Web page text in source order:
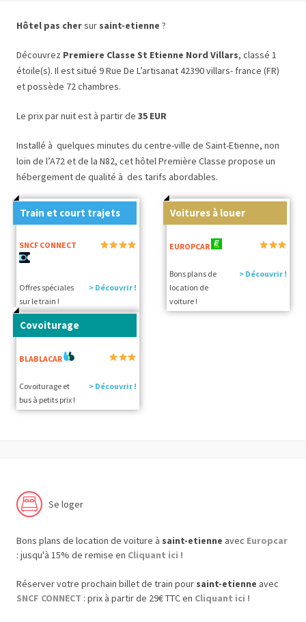
Hôtel pas chersur saint-etienne ?
Découvrez Premiere Classe St Etienne Nord Villars, classé 1
étoile(s). Il est situé 9 Rue De L’artisanat 42390 villars- france (FR)
et possède 72 chambres.
Le prix par nuit est à partir de 35 EUR
Installé à quelques minutes du centre-ville de Saint-Etienne, non
loin de l’A72 et de la N82, cet hôtel Première Classe propose un
hébergement de qualité à des tarifs abordables.
Train et court trajets
SNCF CONNECT
Offres spéciales
sur le train !
> Découvrir !
Voitures à louer
EUROPCAR
Bons plans de
location de
voiture !
> Découvrir !
Covoiturage
BLABLACAR
Covoiturage et
bus à petits prix !
> Découvrir !
Se loger
Bons plans de location de voiture à saint-etienne avec Europcar
: jusqu'à 15% de remise en Cliquant ici !
Réserver votre prochain billet de train pour saint-etienne avec
SNCF CONNECT : prix à partir de 29€ TTC en Cliquant ici !